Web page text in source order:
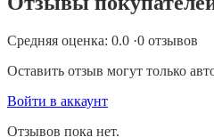
Средняя оценка: 0.0 ·0 отзывов
Оставить отзыв могут только
Войти в аккаунт
Отзывов пока нет.